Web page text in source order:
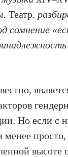
Театр.
сомнение
Но если с
менее просто,
высоте